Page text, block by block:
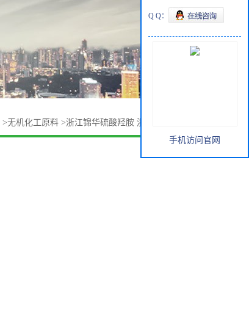
>无机化工原料 >浙江锦华硫酸羟胺 浙江巨化硫酸羟胺
Q Q：
手机访问官网